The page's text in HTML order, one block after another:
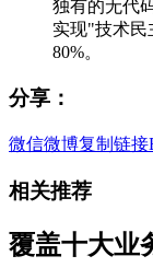
独有的无代
实现"技术民
80%。
分享：
微信微博复制链接
相关推荐
覆盖十大业